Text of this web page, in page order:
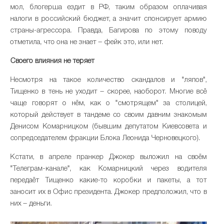
мол, блогерша ездит в РФ, таким образом оплачивая
налоги в российский бюджет, а значит спонсирует армию
страны-агрессора. Правда, Багирова по этому поводу
отметила, что она не знает – фейк это, или нет.
Своего влияния не теряет
Несмотря на такое количество скандалов и "ляпов",
Тищенко в тень не уходит – скорее, наоборот. Многие всё
чаще говорят о нём, как о "смотрящем" за столицей,
который действует в тандеме со своим давним знакомым
Денисом Комарницком (бывшим депутатом Киевсовета и
сопредседателем фракции Блока Леонида Черновецкого).
Кстати, в апреле пранкер Джокер выложил на своём
"Телеграм-канале", как Комарницкий через водителя
передаёт Тищенко какие-то коробки и пакеты, а тот
заносит их в Офис президента. Джокер предположил, что в
них – деньги.